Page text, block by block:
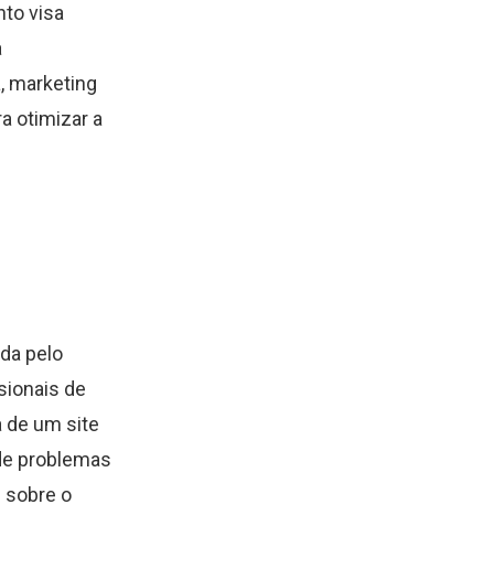
visa
marketing
otimizar a
pelo
de
de um site
problemas
sobre o